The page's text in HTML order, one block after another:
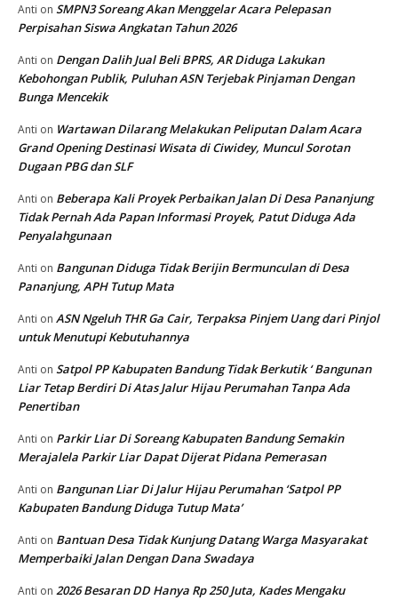
Anti on SMPN3 Soreang Akan Menggelar Acara Pelepasan
Perpisahan Siswa Angkatan Tahun 2026
Anti on Dengan Dalih Jual Beli BPRS, AR Diduga Lakukan
Kebohongan Publik, Puluhan ASN Terjebak Pinjaman Dengan
Bunga Mencekik
Anti on Wartawan Dilarang Melakukan Peliputan Dalam Acara
Grand Opening Destinasi Wisata di Ciwidey, Muncul Sorotan
Dugaan PBG dan SLF
Anti on Beberapa Kali Proyek Perbaikan Jalan Di Desa Pananjung
Tidak Pernah Ada Papan Informasi Proyek, Patut Diduga Ada
Penyalahgunaan
Anti on Bangunan Diduga Tidak Berijin Bermunculan di Desa
Pananjung, APH Tutup Mata
Anti on ASN Ngeluh THR Ga Cair, Terpaksa Pinjem Uang dari Pinjol
untuk Menutupi Kebutuhannya
Anti on Satpol PP Kabupaten Bandung Tidak Berkutik ‘ Bangunan
Liar Tetap Berdiri Di Atas Jalur Hijau Perumahan Tanpa Ada
Penertiban
Anti on Parkir Liar Di Soreang Kabupaten Bandung Semakin
Merajalela Parkir Liar Dapat Dijerat Pidana Pemerasan
Anti on Bangunan Liar Di Jalur Hijau Perumahan ‘Satpol PP
Kabupaten Bandung Diduga Tutup Mata’
Anti on Bantuan Desa Tidak Kunjung Datang Warga Masyarakat
Memperbaiki Jalan Dengan Dana Swadaya
Anti on 2026 Besaran DD Hanya Rp 250 Juta, Kades Mengaku